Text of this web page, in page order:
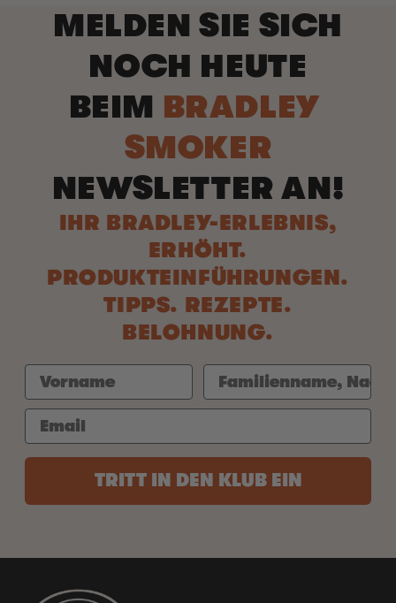
MELDEN SIE SICH
NOCH HEUTE
BEIM BRADLEY
SMOKER
NEWSLETTER AN!
IHR BRADLEY-ERLEBNIS,
ERHÖHT.
PRODUKTEINFÜHRUNGEN.
TIPPS. REZEPTE.
BELOHNUNG.
TRITT IN DEN KLUB EIN